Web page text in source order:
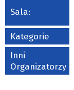
Sala:
Kategorie
Inni
Organizatorzy